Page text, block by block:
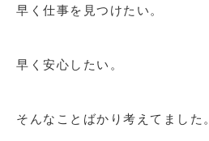
早く仕事を見つけたい。
早く安心したい。
そんなことばかり考えてました。